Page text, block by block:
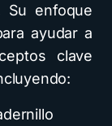
Su enfoque
ayudar a
clave